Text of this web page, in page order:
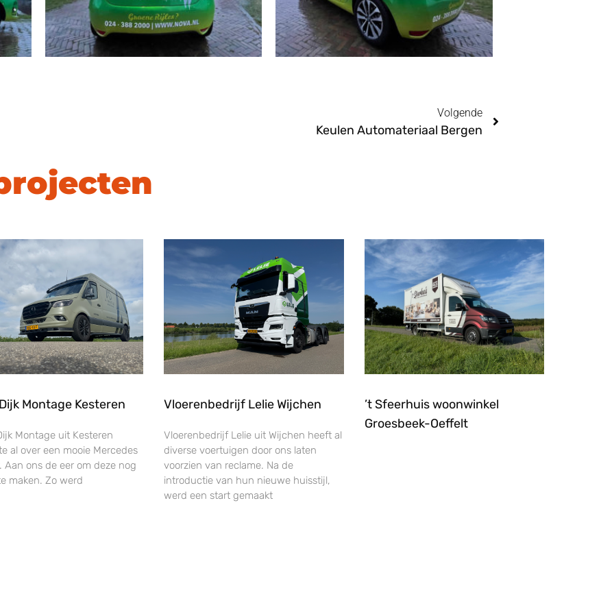
Volgende
Keulen Automateriaal Bergen
Montage Kesteren
Montage uit Kesteren
al over een mooie Mercedes
Aan ons de eer om deze nog
maken. Zo werd
Vloerenbedrijf Lelie Wijchen
Vloerenbedrijf Lelie uit Wijchen heeft al
diverse voertuigen door ons laten
voorzien van reclame. Na de
introductie van hun nieuwe huisstijl,
werd een start gemaakt
’t Sfeerhuis woonwinkel
Groesbeek-Oeffelt